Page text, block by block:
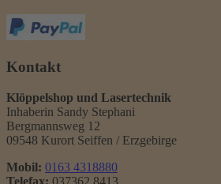
Kontakt
Klöppelshop und Lasertechnik
Inhaberin Sandy Stephani
Bergmannsweg 12
09548 Kurort Seiffen / Erzgebirge
Mobil: 0163 4318880
Telefax: 037362 8413